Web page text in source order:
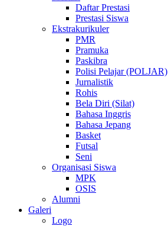
Daftar Prestasi
Prestasi Siswa
Ekstrakurikuler
PMR
Pramuka
Paskibra
Polisi Pelajar (POLJAR)
Jurnalistik
Rohis
Bela Diri (Silat)
Bahasa Inggris
Bahasa Jepang
Basket
Futsal
Seni
Organisasi Siswa
MPK
OSIS
Alumni
Galeri
Logo